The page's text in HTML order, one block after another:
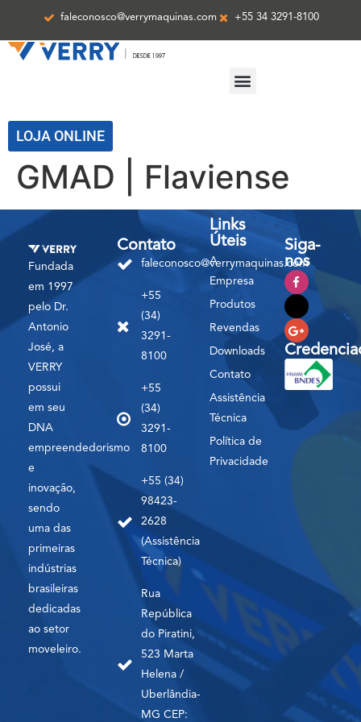
faleconosco@verrymaquinas.com +55 34 3291-8100
LOJA ONLINE
GMAD | Flaviense
Fundada
em 1997
pelo Dr.
Antonio
José, a
VERRY
possui
em seu
DNA
empreendedorismo
e
inovação,
sendo
uma das
primeiras
indústrias
brasileiras
dedicadas
ao setor
moveleiro.
Contato
faleconosco@verrymaquinas.com
+55
(34)
3291-
8100
+55
(34)
3291-
8100
+55 (34)
98423-
2628
(Assistência
Técnica)
Rua
República
do Piratini,
523 Marta
Helena /
Uberlândia-
MG CEP:
Links
Úteis
A
Empresa
Produtos
Revendas
Downloads
Contato
Assistência
Técnica
Política de
Privacidade
Siga-
nos